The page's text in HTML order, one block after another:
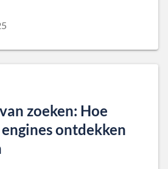
zoeken: Hoe
ontdekken